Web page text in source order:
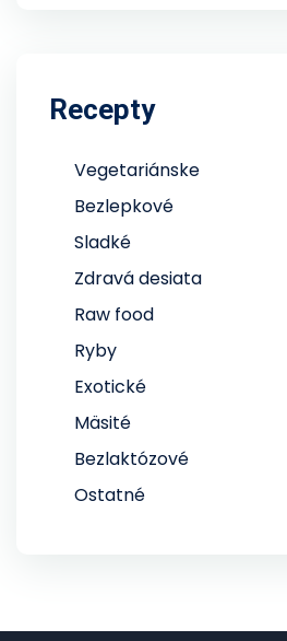
Recepty
Vegetariánske
Bezlepkové
Sladké
Zdravá desiata
Raw food
Ryby
Exotické
Mäsité
Bezlaktózové
Ostatné